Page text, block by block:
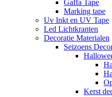
Gaffa Tape
Marking tape
Uv Inkt en UV Tape
Led Lichtkranten
Decoratie Materialen
Seizoens
Kerst